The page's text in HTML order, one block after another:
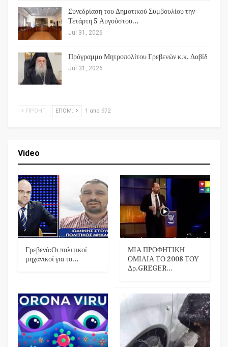
Συνεδρίαση του Δημοτικού Συμβουλίου την
Τετάρτη 5 Αυγούστου…
Jul 31, 2026
Πρόγραμμα Μητροπολίτου Γρεβενών κ.κ. Δαβίδ
Jul 31, 2026
ΠΡΟΗΓ. ΕΠΌΜ. 1 από 972
Video
Γρεβενά:Οι πολιτικοί
μηχανικοί για το…
ΜΙΑ ΠΡΟΦΗΤΙΚΗ
ΟΜΙΛΙΑ ΤΟ 2008 ΤΟΥ
Δρ.GREGER…